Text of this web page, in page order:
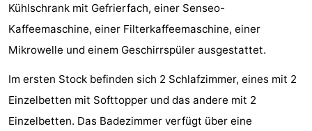
Greve
Port
Zélande
-
Resort
Haamstede
-
Résidence
-
Kühlschrank mit Gefrierfach, einer Senseo-
Kaffeemaschine, einer Filterkaffeemaschine, einer
Mikrowelle und einem Geschirrspüler ausgestattet.
Im ersten Stock befinden sich 2 Schlafzimmer, eines mit 2
Einzelbetten mit Softtopper und das andere mit 2
Einzelbetten. Das Badezimmer verfügt über eine